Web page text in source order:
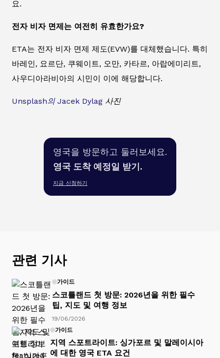
요.
전자 비자 면제는 여전히 유효한가요?
ETA는 전자 비자 면제 제도(EVW)를 대체했습니다. 특히
바레인, 요르단, 쿠웨이트, 오만, 카타르, 아랍에미리트,
사우디아라비아의 시민이 이에 해당합니다.
Unsplash의 Jacek Dylag 사진
영국을 방문하고 둘러보세요.
영국 도착 예정일 받기.
지금 신청하기
관련 기사
가이드
스코틀랜드 첫 방문: 2026년을 위한 필수
팁, 지도 및 여행 정보
19/06/2026
가이드
지역 스포트라이트: 싱가포르 및 말레이시아
에 대한 영국 ETA 요건